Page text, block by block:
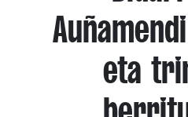
eta